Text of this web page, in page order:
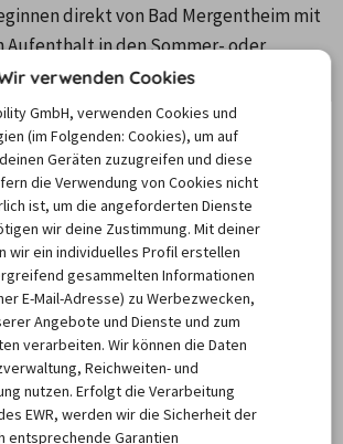
direkt von Bad Mergentheim mit
Aufenthalt in den Sommer- oder
Kunden sind unabhängig von
können flexibel und bequem in die
der Region zu reisen. Ein
Mergentheim buchen Sie auf billiger-
können viel Geld bei Ihrem
sparen, indem Sie die Preise von und
und Umgebung vergleichen.
in Bad
verwenden Cookies
GmbH, verwenden Cookies und
(im Folgenden: Cookies), um auf
Geräten zuzugreifen und diese
die Verwendung von Cookies nicht
ist, um die angeforderten Dienste
wir deine Zustimmung. Mit deiner
wir ein individuelles Profil erstellen
gesammelten Informationen
E-Mail-Adresse) zu Werbezwecken,
Angebote und Dienste und zum
verarbeiten. Wir können die Daten
Reichweiten- und
nutzen. Erfolgt die Verarbeitung
EWR, werden wir die Sicherheit der
entsprechende Garantien